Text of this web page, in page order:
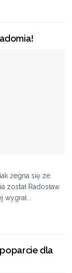
żegna się ze
został Radosław
dla